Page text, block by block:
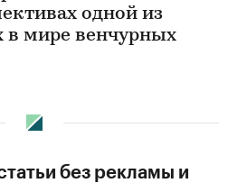
одной из
в мире венчурных
без рекламы и